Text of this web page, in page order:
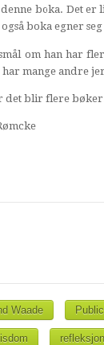
boka. Det er
boka egner
om han har
har mange andre
det blir flere
Waade